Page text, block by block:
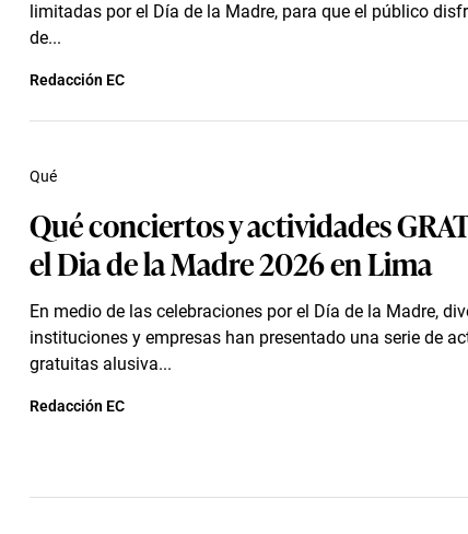
limitadas por el Día de la Madre, para que el público
de...
Redacción EC
Qué conciertos y actividades
el Dia de la Madre 2026 en Lima
En medio de las celebraciones por el Día de la Madre,
instituciones y empresas han presentado una serie de
gratuitas alusiva...
Qué
Redacción EC